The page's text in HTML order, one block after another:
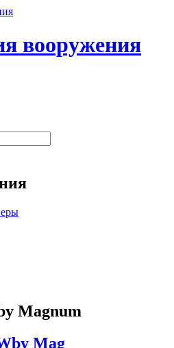
вооружения
Magnum
Mag